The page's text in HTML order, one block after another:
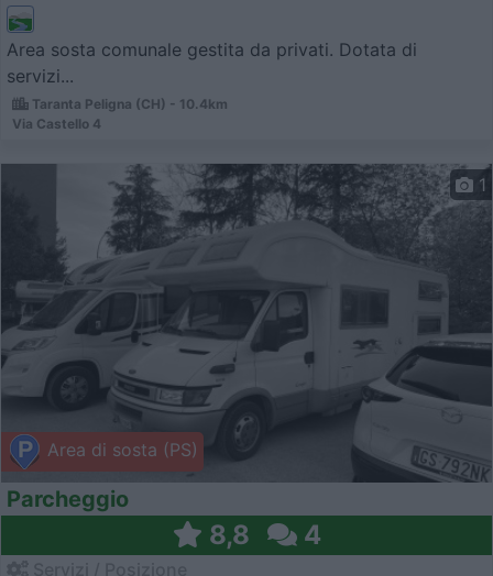
Area sosta comunale gestita da privati. Dotata di
servizi...
Taranta Peligna (CH) - 10.4km
Via Castello 4
Area di sosta (PS)
1
Parcheggio
8,8 4